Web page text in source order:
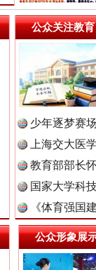
公众关注教育
少年逐梦赛
上海交大医
教育部部长
国家大学科
《体育强国
公众形象展